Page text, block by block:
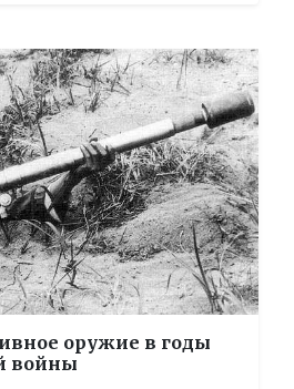
оружие в годы
войны